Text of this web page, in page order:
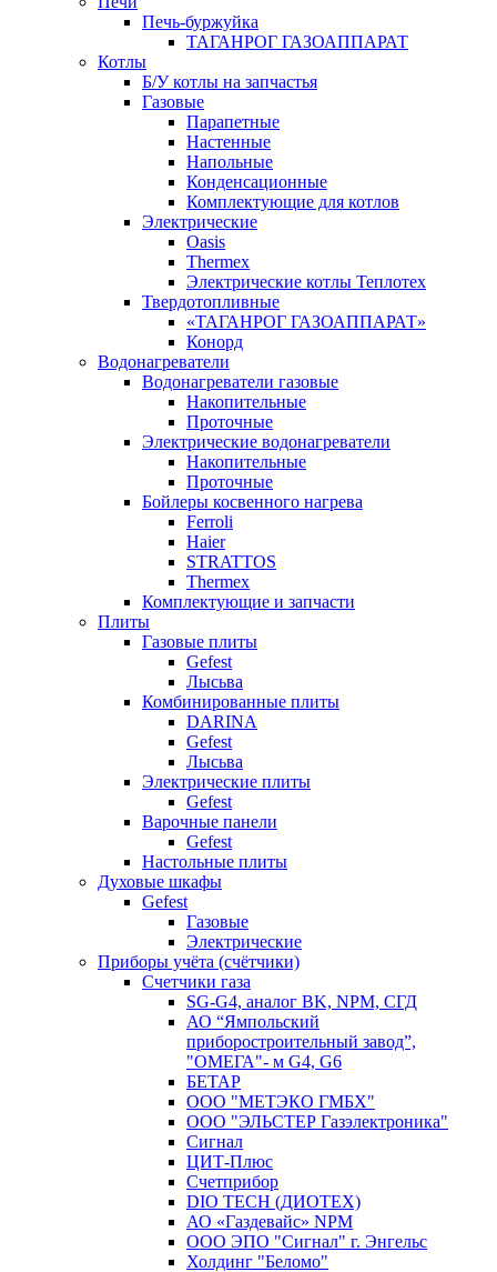
Печь-буржуйка
ТАГАНРОГ ГАЗОАППАРАТ
Котлы
Б/У котлы на запчастья
Газовые
Парапетные
Настенные
Напольные
Конденсационные
Комплектующие для котлов
Электрические
Oasis
Thermex
Электрические котлы Теплотех
Твердотопливные
«ТАГАНРОГ ГАЗОАППАРАТ»
Конорд
Водонагреватели
Водонагреватели газовые
Накопительные
Проточные
Электрические водонагреватели
Накопительные
Проточные
Бойлеры косвенного нагрева
Ferroli
Haier
STRATTOS
Thermex
Комплектующие и запчасти
Плиты
Газовые плиты
Gefest
Лысьва
Комбинированные плиты
DARINA
Gefest
Лысьва
Электрические плиты
Gefest
Варочные панели
Gefest
Настольные плиты
Духовые шкафы
Gefest
Газовые
Электрические
Приборы учёта (счётчики)
Счетчики газа
SG-G4, аналог BK, NPM, СГД
АО “Ямпольский
приборостроительный завод”,
"ОМЕГА"- м G4, G6
БЕТАР
ООО "МЕТЭКО ГМБХ"
ООО "ЭЛЬСТЕР Газэлектроника"
Сигнал
ЦИТ-Плюс
Счетприбор
DIO TECH (ДИОТЕХ)
АО «Газдевайс» NPM
ООО ЭПО "Сигнал" г. Энгельс
Холдинг "Беломо"